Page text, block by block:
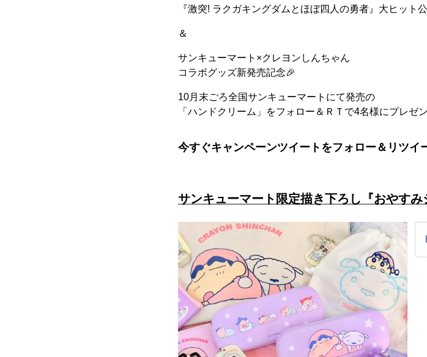
『激突! ラクガキングダムとほぼ四人の勇者』大ヒット
＆
サンキューマート×クレヨンしんちゃん
コラボグッズ新発売記念🎉
10月末ごろ全国サンキューマートにて発売の
「ハンドクリーム」をフォロー＆ＲＴで4名様にプレゼ
今すぐキャンペーンツイートをフォロー＆リツイ
サンキューマート限定描き下ろし『おやすみ